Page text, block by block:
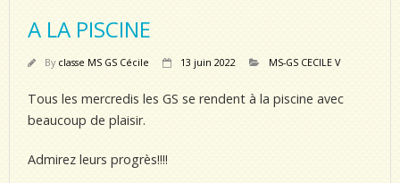
A LA PISCINE
By classe MS GS Cécile 13 juin 2022 MS-GS CECILE V
Tous les mercredis les GS se rendent à la piscine avec
beaucoup de plaisir.
Admirez leurs progrès!!!!